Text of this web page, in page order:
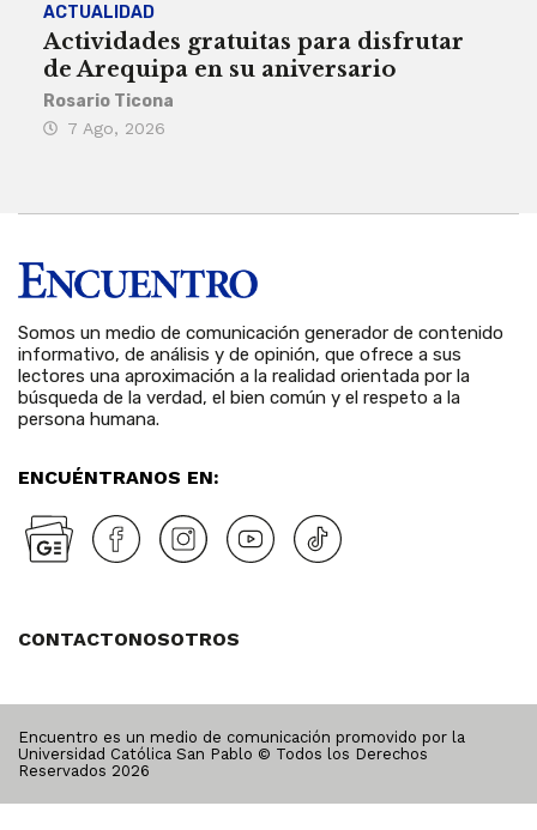
ACTUALIDAD
Actividades gratuitas para disfrutar
de Arequipa en su aniversario
Rosario Ticona
7 Ago, 2026
Somos un medio de comunicación generador de contenido
informativo, de análisis y de opinión, que ofrece a sus
lectores una aproximación a la realidad orientada por la
búsqueda de la verdad, el bien común y el respeto a la
persona humana.
ENCUÉNTRANOS EN:
CONTACTONOSOTROS
Encuentro es un medio de comunicación promovido por la
Universidad Católica San Pablo © Todos los Derechos
Reservados 2026